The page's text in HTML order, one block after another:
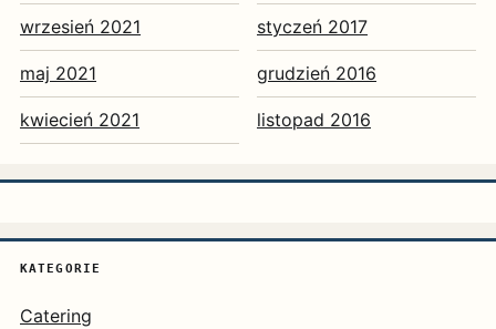
wrzesień 2021
maj 2021
kwiecień 2021
styczeń 2017
grudzień 2016
listopad 2016
KATEGORIE
Catering